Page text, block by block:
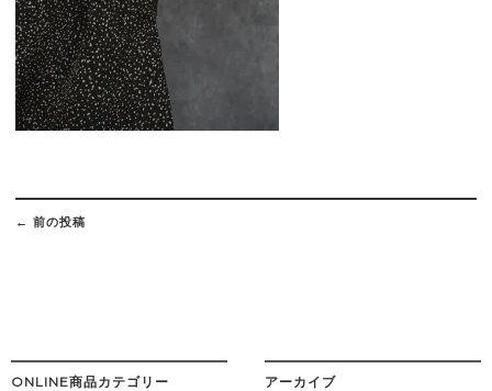
Post
navigation
← 前の投稿
ONLINE商品カテゴリー アーカイブ